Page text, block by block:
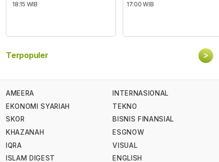
18:15 WIB
17:00 WIB
Terpopuler >
AMEERA
EKONOMI SYARIAH
SKOR
KHAZANAH
IQRA
ISLAM DIGEST
INTERNASIONAL
TEKNO
BISNIS FINANSIAL
ESGNOW
VISUAL
ENGLISH